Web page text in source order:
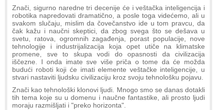
Znači, sigurno naredne tri decenije će i veštačka inteligencija i
robotika napredovati dramatično, a posle toga videćemo, ali u
svakom slučaju, mislim da čovečanstvo ide u tom pravcu, da
čak kažu i naučni skeptici, da zbog svega što se dešava u
svetu, ratova, ogromnih zagađenja, porast populacije, nove
tehnologije i industrijalizacija koja opet utiče na klimatske
promene, sve to skupa vodi do opasnosti da civilizacija
iščezne. I onda imate sve više priča o tome da će možda
budući roboti koji će imati elemente veštačke inteligencije, u
stvari nastaviti ljudsku civilizaciju kroz svoju tehnološku pojavu.
Znači kao tehnološki klonovi ljudi. Mnogo smo se danas dotakli
tih tema koje su u domenu i naučne fantastike, ali prosto ljudi
moraju razmišljati i "preko horizonta".